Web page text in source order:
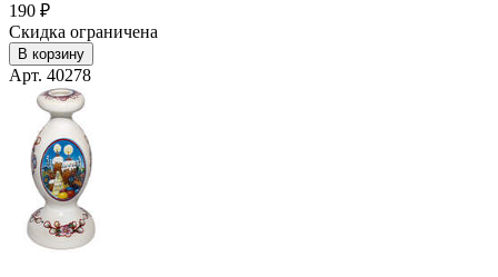
190 ₽
Скидка ограничена
В корзину
Арт. 40278